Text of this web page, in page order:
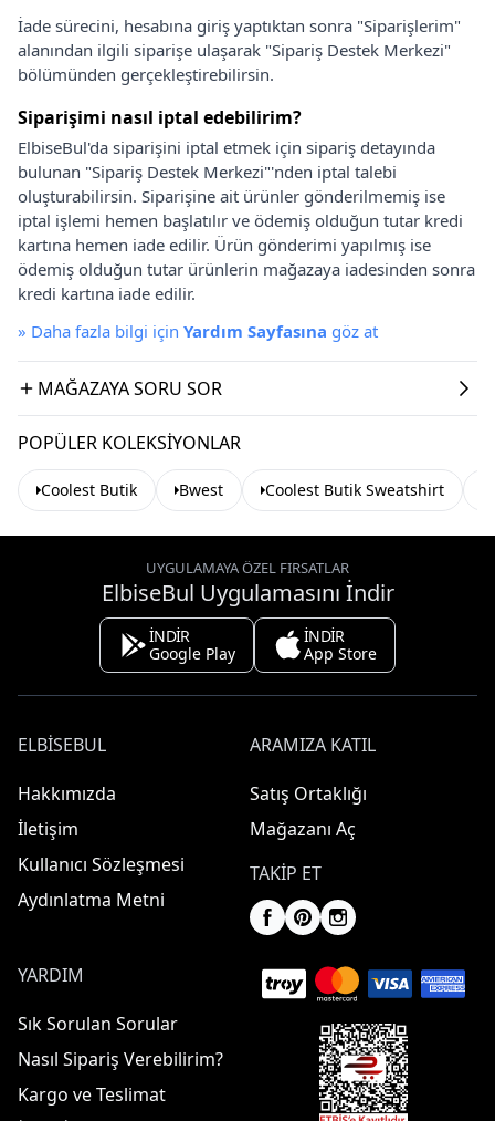
İade sürecini, hesabına giriş yaptıktan sonra "Siparişlerim"
alanından ilgili siparişe ulaşarak "Sipariş Destek Merkezi"
bölümünden gerçekleştirebilirsin.
Siparişimi nasıl iptal edebilirim?
ElbiseBul'da siparişini iptal etmek için sipariş detayında
bulunan "Sipariş Destek Merkezi"'nden iptal talebi
oluşturabilirsin. Siparişine ait ürünler gönderilmemiş ise
iptal işlemi hemen başlatılır ve ödemiş olduğun tutar kredi
kartına hemen iade edilir. Ürün gönderimi yapılmış ise
ödemiş olduğun tutar ürünlerin mağazaya iadesinden sonra
kredi kartına iade edilir.
» Daha fazla bilgi için Yardım Sayfasına göz at
MAĞAZAYA SORU SOR
POPÜLER KOLEKSIYONLAR
Coolest Butik Bwest Coolest Butik Sweatshirt
UYGULAMAYA ÖZEL FIRSATLAR
ElbiseBul Uygulamasını İndir
İNDİR
Google Play
İNDİR
App Store
ELBISEBUL
Hakkımızda
İletişim
Kullanıcı Sözleşmesi
Aydınlatma Metni
ARAMIZA KATIL
Satış Ortaklığı
Mağazanı Aç
TAKIP ET
YARDIM
Sık Sorulan Sorular
Nasıl Sipariş Verebilirim?
Kargo ve Teslimat